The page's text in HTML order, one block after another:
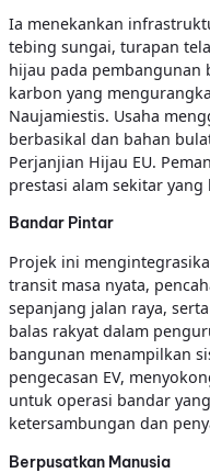
Ia menekankan
tebing sungai, turapan
hijau pada pembangunan
karbon yang
Naujamiestis. Usaha
berbasikal dan bahan
Perjanjian Hijau EU.
prestasi alam sekitar yang
Bandar Pintar
Projek ini
transit masa nyata,
sepanjang jalan raya,
balas rakyat dalam
bangunan menampilkan
pengecasan EV,
untuk operasi bandar
ketersambungan dan
Berpusatkan Manusia